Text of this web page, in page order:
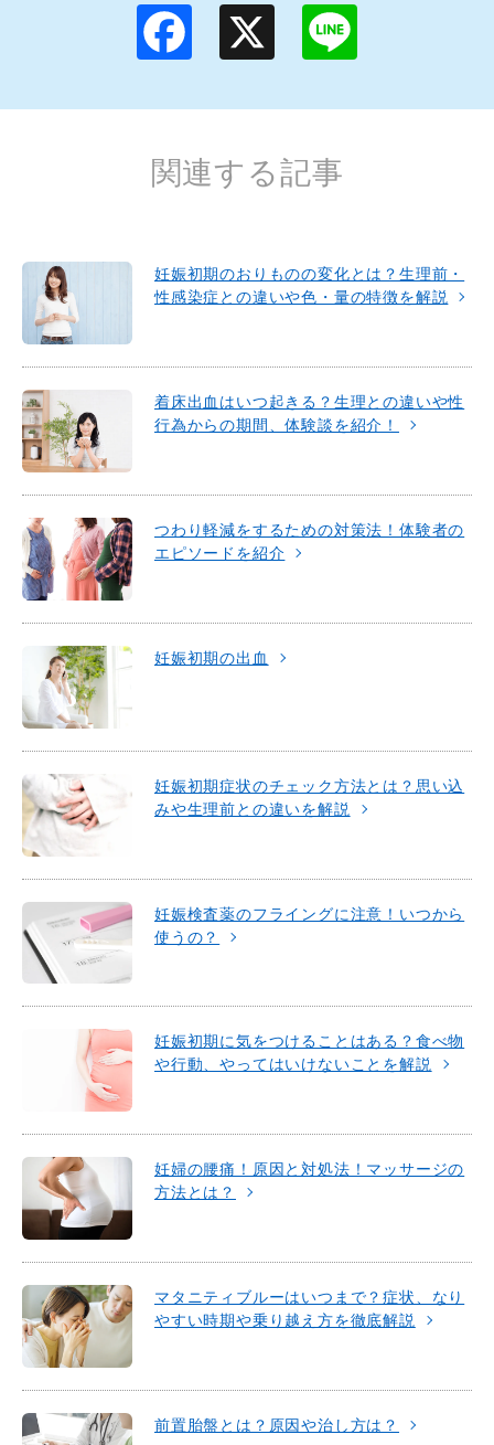
L
e
関連する記事
妊娠初期のおりものの変化とは？生理前・
性感染症との違いや色・量の特徴を解説
着床出血はいつ起きる？生理との違いや性
行為からの期間、体験談を紹介！
つわり軽減をするための対策法！体験者の
エピソードを紹介
妊娠初期の出血
妊娠初期症状のチェック方法とは？思い込
みや生理前との違いを解説
妊娠検査薬のフライングに注意！いつから
使うの？
妊娠初期に気をつけることはある？食べ物
や行動、やってはいけないことを解説
妊婦の腰痛！原因と対処法！マッサージの
方法とは？
マタニティブルーはいつまで？症状、なり
やすい時期や乗り越え方を徹底解説
前置胎盤とは？原因や治し方は？